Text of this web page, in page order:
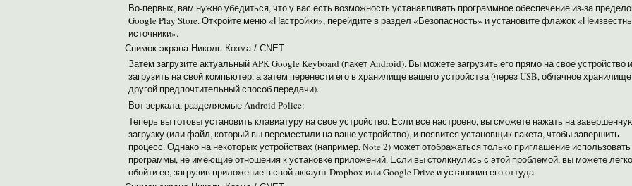
Во-первых, вам нужно убедиться, что у вас есть возможность устанавливать программное обеспечение из-за
Google Play Store. Откройте меню «Настройки», перейдите в раздел «Безопасность» и установите флажок
источники».
Снимок экрана Николь Козма / CNET
Затем загрузите актуальный APK Google Keyboard (пакет Android). Вы можете загрузить его прямо на свое устройство
загрузить на свой компьютер, а затем перенести его в хранилище вашего устройства (через USB, облачное
другой предпочтительный способ передачи).
Вот зеркала, разделяемые Android Police:
Теперь вы готовы установить клавиатуру на свое устройство. Если все настроено, вы сможете нажать на
загрузку (или файл, который вы переместили на ваше устройство), и появится установщик пакета, чтобы завершить
процесс. Однако на некоторых устройствах (например, Note 2) может отображаться только приглашение использовать
программы, не имеющие отношения к установке приложений. Если вы столкнулись с этой проблемой, вы можете легко
обойти ее, загрузив приложение в свой аккаунт Dropbox или Google Drive и установив его оттуда.